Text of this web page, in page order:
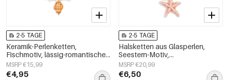
2-5 TAGE
Keramik-Perlenketten,
Fischmotiv, lässig-romantische
Serie, Damenschmuck
MSRP €15,99
€4,95
2-5 TAGE
Halsketten aus Glasperlen,
Seestern-Motiv,
Urlaubs-/Strand-Romantik-Serie,
Damenschmuck
MSRP €20,99
€6,50